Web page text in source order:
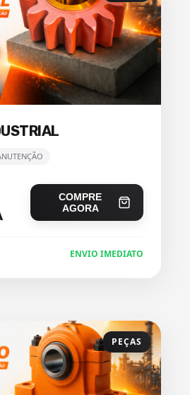
COMPRE
AGORA
ENVIO IMEDIATO
PEÇAS